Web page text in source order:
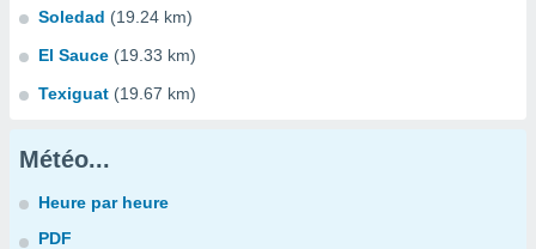
Soledad (19.24 km)
El Sauce (19.33 km)
Texiguat (19.67 km)
Météo...
Heure par heure
PDF